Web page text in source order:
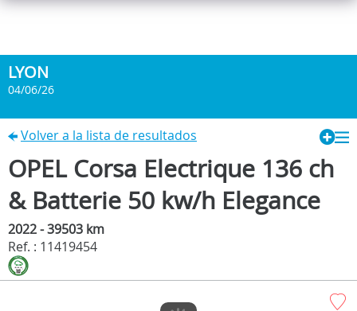
LYON
04/06/26
Volver a la lista de resultados
OPEL Corsa Electrique 136 ch
& Batterie 50 kw/h Elegance
2022 - 39503 km
Ref. : 11419454